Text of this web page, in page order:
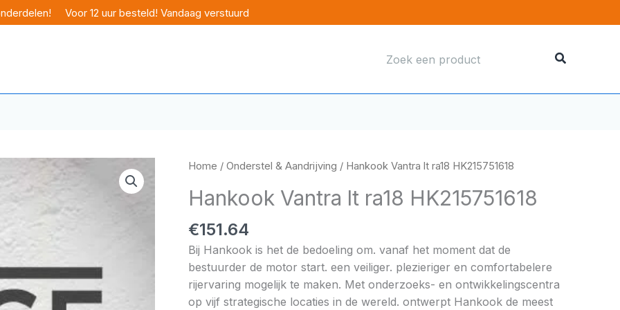
Voor 12 uur besteld! Vandaag verstuurd
naar:
Home / Onderstel & Aandrijving / Hankook Vantra lt ra18 HK215751618
Hankook Vantra lt ra18 HK215751618
€151.64
Bij Hankook is het de bedoeling om. vanaf het moment dat de
bestuurder de motor start. een veiliger. plezieriger en comfortabelere
rijervaring mogelijk te maken. Met onderzoeks- en ontwikkelingscentra
op vijf strategische locaties in de wereld. ontwerpt Hankook de meest